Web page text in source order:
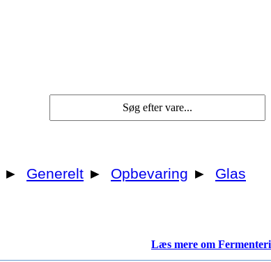
► Generelt ► Opbevaring ► Glas
Læs mere om